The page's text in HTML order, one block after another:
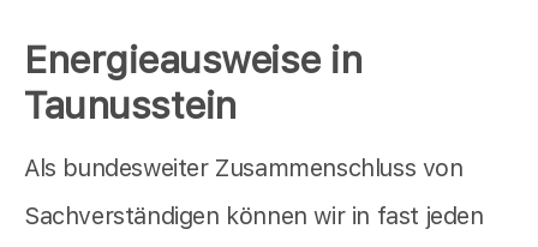
Energieausweise in
Taunusstein
Als bundesweiter Zusammenschluss von
Sachverständigen können wir in fast jeden